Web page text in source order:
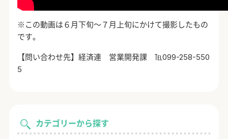
カテゴリーから探す
※この動画は６月下旬～７月上旬にかけて撮影したもの
です。
【問い合わせ先】経済連 営業開発課 ℡099-258-550
5